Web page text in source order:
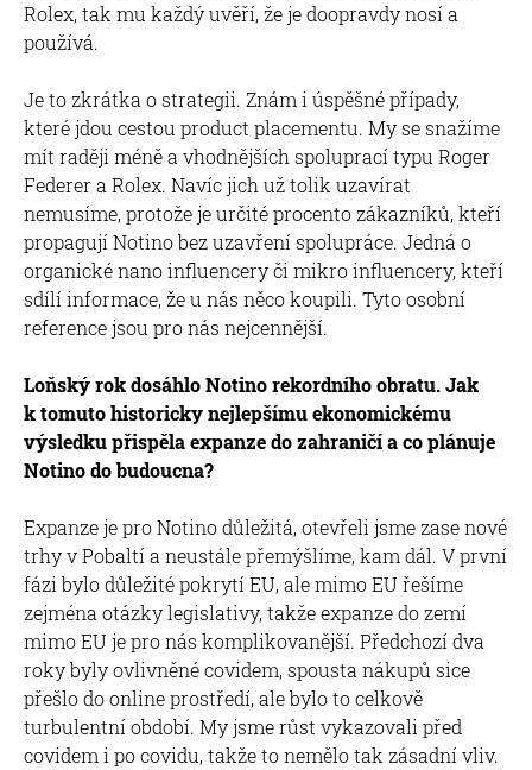
Rolex, tak mu každý uvěří, že je doopravdy nosí a
používá.
Je to zkrátka o strategii. Znám i úspěšné případy,
které jdou cestou product placementu. My se snažíme
mít raději méně a vhodnějších spoluprací typu Roger
Federer a Rolex. Navíc jich už tolik uzavírat
nemusíme, protože je určité procento zákazníků, kteří
propagují Notino bez uzavření spolupráce. Jedná o
organické nano influencery či mikro influencery, kteří
sdílí informace, že u nás něco koupili. Tyto osobní
reference jsou pro nás nejcennější.
Loňský rok dosáhlo Notino rekordního obratu. Jak
k tomuto historicky nejlepšímu ekonomickému
výsledku přispěla expanze do zahraničí a co plánuje
Notino do budoucna?
Expanze je pro Notino důležitá, otevřeli jsme zase nové
trhy v Pobaltí a neustále přemýšlíme, kam dál. V první
fázi bylo důležité pokrytí EU, ale mimo EU řešíme
zejména otázky legislativy, takže expanze do zemí
mimo EU je pro nás komplikovanější. Předchozí dva
roky byly ovlivněné covidem, spousta nákupů sice
přešlo do online prostředí, ale bylo to celkově
turbulentní období. My jsme růst vykazovali před
covidem i po covidu, takže to nemělo tak zásadní vliv.